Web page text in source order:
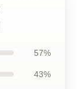
57%
43%